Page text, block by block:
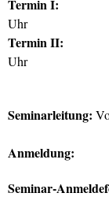
Termin I: 13./
Termin II: 06./
Uhr
Seminarleitung:
Anmeldung:
Seminar-